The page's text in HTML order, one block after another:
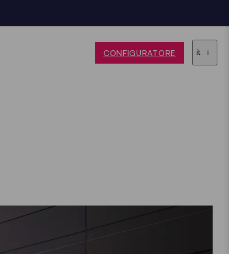
CONFIGURATORE it